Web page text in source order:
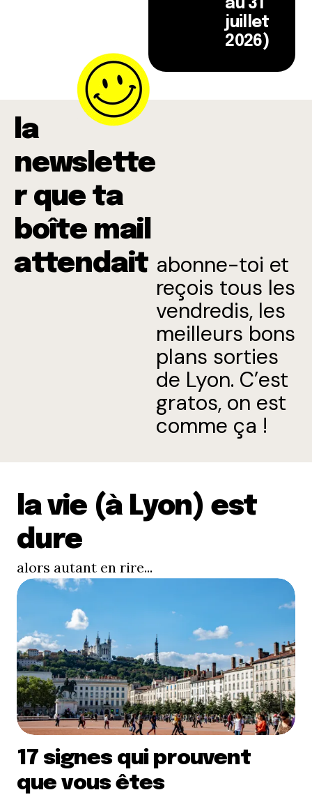
au 31
juillet
2026)
la
newslette
r que ta
boîte mail
attendait abonne-toi et
reçois tous les
vendredis, les
meilleurs bons
plans sorties
de Lyon. C’est
gratos, on est
comme ça !
la vie (à Lyon) est
dure
alors autant en rire...
17 signes qui prouvent
que vous êtes